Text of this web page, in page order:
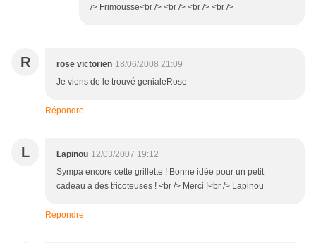
/> Frimousse<br /> <br /> <br /> <br />
R rose victorien 18/06/2008 21:09
Je viens de le trouvé genialeRose
Répondre
L Lapinou 12/03/2007 19:12
Sympa encore cette grillette ! Bonne idée pour un petit
cadeau à des tricoteuses ! <br /> Merci !<br /> Lapinou
Répondre